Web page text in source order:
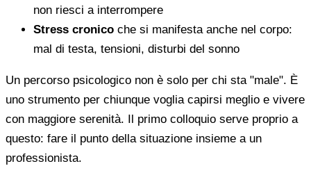
non riesci a interrompere
Stress cronico che si manifesta anche nel corpo:
mal di testa, tensioni, disturbi del sonno
Un percorso psicologico non è solo per chi sta "male". È
uno strumento per chiunque voglia capirsi meglio e vivere
con maggiore serenità. Il primo colloquio serve proprio a
questo: fare il punto della situazione insieme a un
professionista.